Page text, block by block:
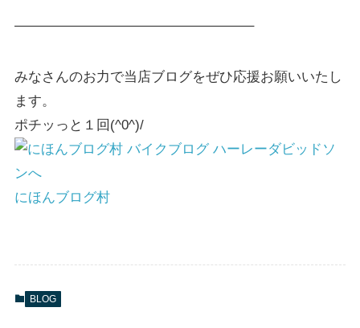
—————————————————–
みなさんのお力で当店ブログをぜひ応援お願いいたし
ます。
ポチッっと１回(^0^)/
にほんブログ村
BLOG